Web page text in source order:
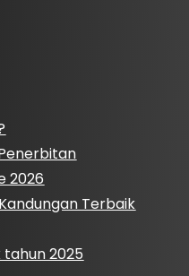
2026
Terbaik
2025